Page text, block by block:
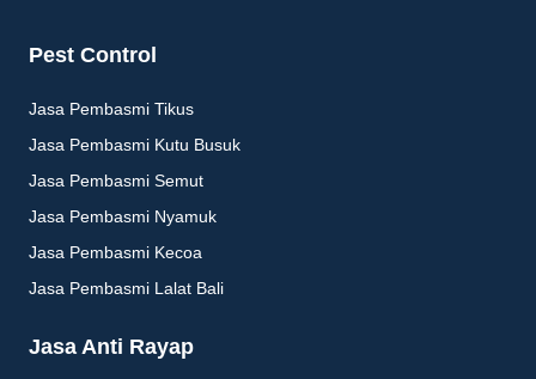
Pest Control
Jasa Pembasmi Tikus
Jasa Pembasmi Kutu Busuk
Jasa Pembasmi Semut
Jasa Pembasmi Nyamuk
Jasa Pembasmi Kecoa
Jasa Pembasmi Lalat Bali
Jasa Anti Rayap